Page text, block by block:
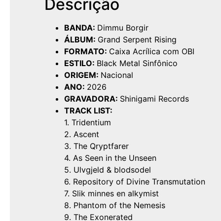
Descrição
BANDA: Dimmu Borgir
ÁLBUM: Grand Serpent Rising
FORMATO: Caixa Acrílica com OBI
ESTILO: Black Metal Sinfônico
ORIGEM: Nacional
ANO: 2026
GRAVADORA: Shinigami Records
TRACK LIST:
1. Tridentium
2. Ascent
3. The Qryptfarer
4. As Seen in the Unseen
5. Ulvgjeld & blodsodel
6. Repository of Divine Transmutation
7. Slik minnes en alkymist
8. Phantom of the Nemesis
9. The Exonerated